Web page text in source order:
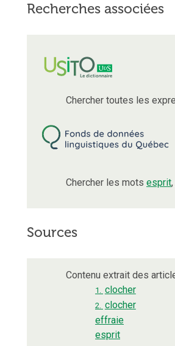
Recherches associées
Chercher toutes les
Chercher les mots esprit,
Sources
Contenu extrait des
1. clocher
2. clocher
effraie
esprit